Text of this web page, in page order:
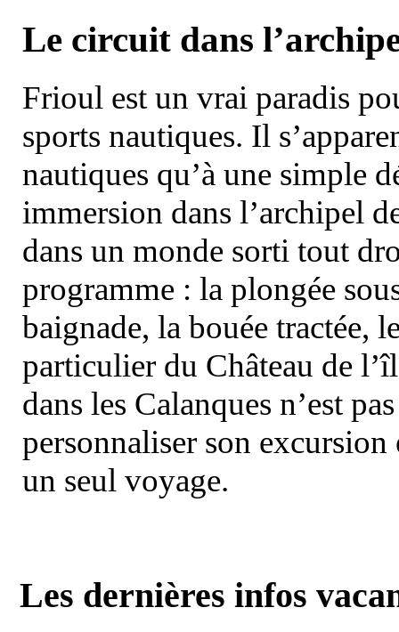
Le circuit dans
Frioul est un vrai paradis
sports nautiques. Il
nautiques qu’à une simple
immersion dans l’archipel
dans un monde sorti tout
programme : la plongée
baignade, la bouée tractée,
particulier du Château de
dans les Calanques n’est
personnaliser son
un seul voyage.
Les dernières infos